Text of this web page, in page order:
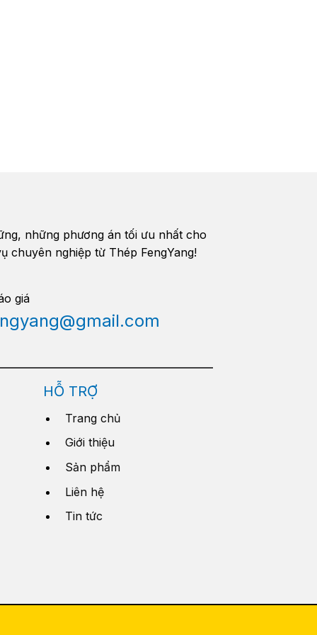
những phương án tối ưu nhất cho
chuyên nghiệp từ Thép FengYang!
giá
HỖ TRỢ
Trang chủ
Giới thiệu
Sản phẩm
Liên hệ
Tin tức